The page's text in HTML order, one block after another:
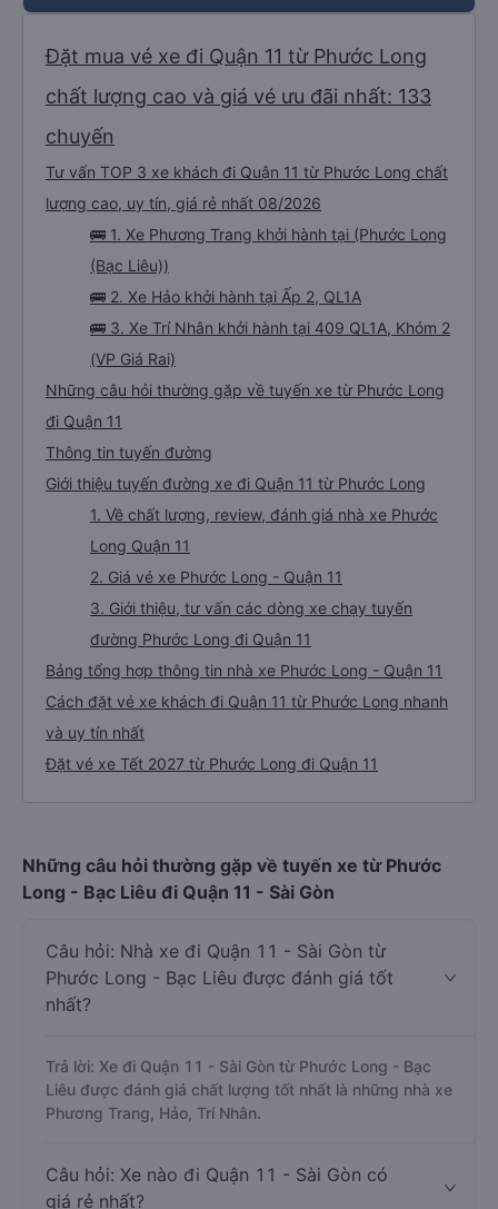
Đặt mua vé xe đi Quận 11 từ Phước Long
chất lượng cao và giá vé ưu đãi nhất: 133
chuyến
Tư vấn TOP 3 xe khách đi Quận 11 từ Phước Long chất
lượng cao, uy tín, giá rẻ nhất 08/2026
🚌 1. Xe Phương Trang khởi hành tại (Phước Long
(Bạc Liêu))
🚌 2. Xe Hảo khởi hành tại Ấp 2, QL1A
🚌 3. Xe Trí Nhân khởi hành tại 409 QL1A, Khóm 2
(VP Giá Rai)
Những câu hỏi thường gặp về tuyến xe từ Phước Long
đi Quận 11
Thông tin tuyến đường
Giới thiệu tuyến đường xe đi Quận 11 từ Phước Long
1. Về chất lượng, review, đánh giá nhà xe Phước
Long Quận 11
2. Giá vé xe Phước Long - Quận 11
3. Giới thiệu, tư vấn các dòng xe chạy tuyến
đường Phước Long đi Quận 11
Bảng tổng hợp thông tin nhà xe Phước Long - Quận 11
Cách đặt vé xe khách đi Quận 11 từ Phước Long nhanh
và uy tín nhất
Đặt vé xe Tết 2027 từ Phước Long đi Quận 11
Những câu hỏi thường gặp về tuyến xe từ Phước
Long - Bạc Liêu đi Quận 11 - Sài Gòn
Câu hỏi: Nhà xe đi Quận 11 - Sài Gòn từ
Phước Long - Bạc Liêu được đánh giá tốt
nhất?
Trả lời: Xe đi Quận 11 - Sài Gòn từ Phước Long - Bạc
Liêu được đánh giá chất lượng tốt nhất là những nhà xe
Phương Trang, Hảo, Trí Nhân.
Câu hỏi: Xe nào đi Quận 11 - Sài Gòn có
giá rẻ nhất?